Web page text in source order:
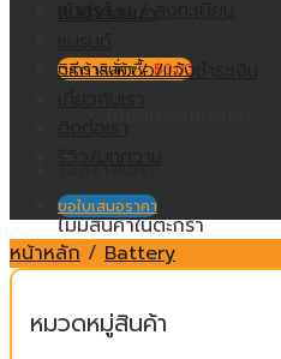
ตะกร้าสินค้า /฿0.00
ไม่มีสินค้าในตะกร้า
วิธีการสั่งซื้อ/แจ้งชำระเงิน
ติดต่อเรา
ขอใบเสนอราคา
หน้าหลัก / Battery
หมวดหมู่สินค้า